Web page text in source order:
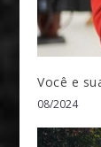
Você e
08/2024